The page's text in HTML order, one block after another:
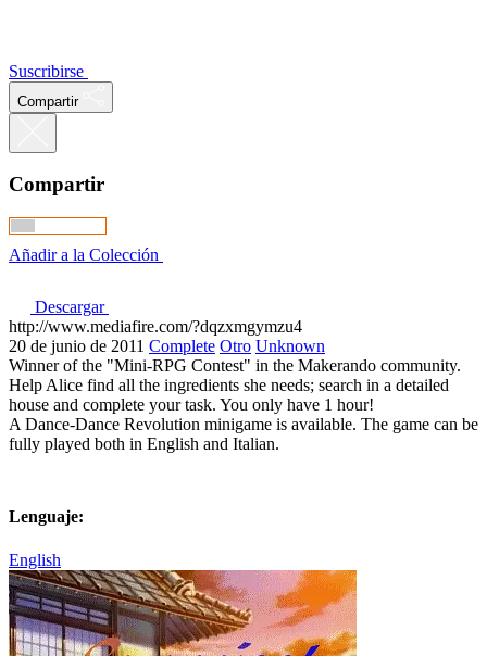
Suscribirse
Compartir
Compartir
Añadir a la Colección
Descargar
http://www.mediafire.com/?dqzxmgymzu4
20 de junio de 2011 Complete Otro Unknown
Winner of the "Mini-RPG Contest" in the Makerando community.
Help Alice find all the ingredients she needs; search in a detailed
house and complete your task. You only have 1 hour!
A Dance-Dance Revolution minigame is available. The game can be
fully played both in English and Italian.
Lenguaje:
English